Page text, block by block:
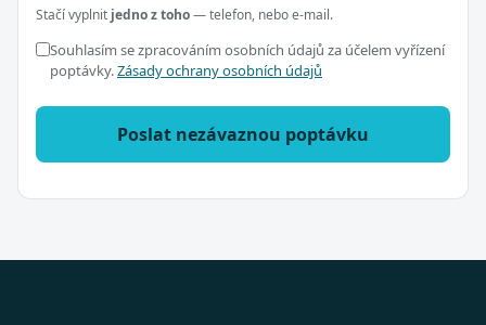
Stačí vyplnit jedno z toho— telefon, nebo e-mail.
Souhlasím se zpracováním osobních údajů za účelem vyřízení
poptávky.Zásady ochrany osobních údajů
Poslat nezávaznou poptávku